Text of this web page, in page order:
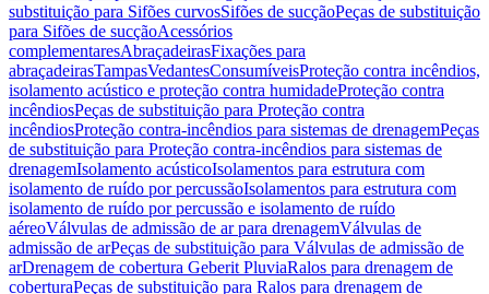
substituição para Sifões curvosSifões de sucçãoPeças de substituição
para Sifões de sucçãoAcessórios
complementaresAbraçadeirasFixações para
abraçadeirasTampasVedantesConsumíveisProteção contra incêndios,
isolamento acústico e proteção contra humidadeProteção contra
incêndiosPeças de substituição para Proteção contra
incêndiosProteção contra-incêndios para sistemas de drenagemPeças
de substituição para Proteção contra-incêndios para sistemas de
drenagemIsolamento acústicoIsolamentos para estrutura com
isolamento de ruído por percussãoIsolamentos para estrutura com
isolamento de ruído por percussão e isolamento de ruído
aéreoVálvulas de admissão de ar para drenagemVálvulas de
admissão de arPeças de substituição para Válvulas de admissão de
arDrenagem de cobertura Geberit PluviaRalos para drenagem de
coberturaPeças de substituição para Ralos para drenagem de